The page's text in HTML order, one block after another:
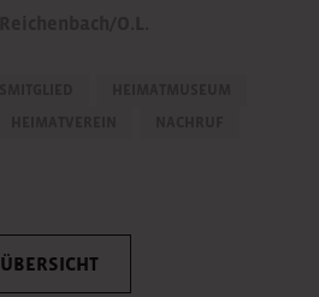
ÜBERSICHT